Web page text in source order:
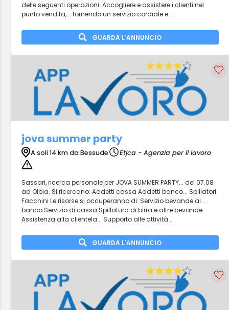
delle seguenti operazioni: Accogliere e assistere i clienti nel
punto vendita,... fornendo un servizio cordiale e...
GUARDA L'ANNUNCIO
jova summer party
A soli 14 km da Bessude Etjca - Agenzia per il lavoro
Sassari, ricerca personale per JOVA SUMMER PARTY... del 07.08
ad Olbia. Si ricercano: Addetti cassa Addetti banco... Spillatori
Facchini Le risorse si occuperanno di: Servizio bevande al...
banco Servizio di cassa Spillatura di birra e altre bevande
Assistenza alla clientela... Supporto alle attività...
GUARDA L'ANNUNCIO